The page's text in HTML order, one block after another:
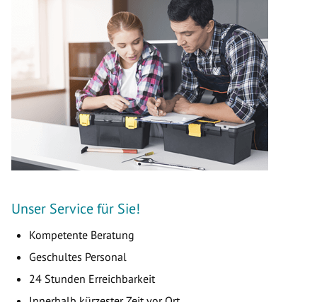
Unser Service für Sie!
Kompetente Beratung
Geschultes Personal
24 Stunden Erreichbarkeit